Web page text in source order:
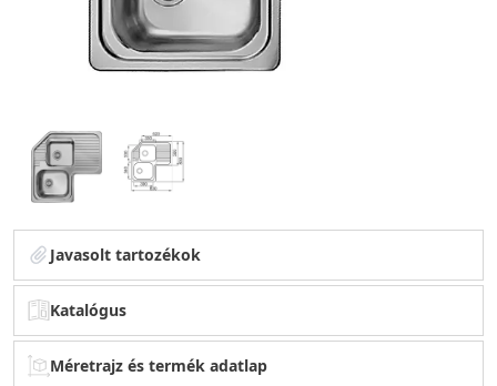
Javasolt tartozékok
Katalógus
Méretrajz és termék adatlap